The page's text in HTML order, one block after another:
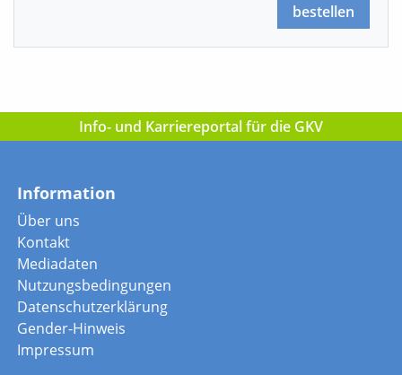
bestellen
Info- und Karriereportal für die GKV
Information
Über uns
Kontakt
Mediadaten
Nutzungsbedingungen
Datenschutzerklärung
Gender-Hinweis
Impressum